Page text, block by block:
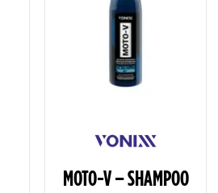
MOTO-V – SHAMPOO